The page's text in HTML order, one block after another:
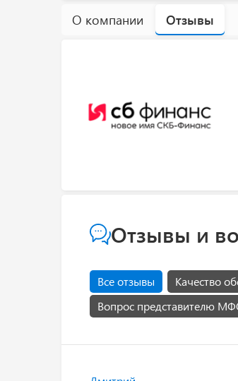
О компании Отзывы
Отзывы и
Все отзывы Качество
Вопрос представителю